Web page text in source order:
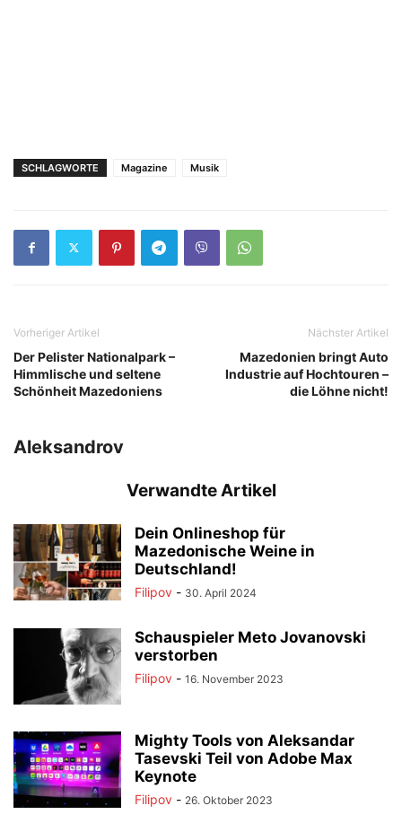
SCHLAGWORTE Magazinе Musik
Vorheriger Artikel
Der Pelister Nationalpark –
Himmlische und seltene
Schönheit Mazedoniens
Nächster Artikel
Mazedonien bringt Auto
Industrie auf Hochtouren –
die Löhne nicht!
Aleksandrov
Verwandte Artikel
Dein Onlineshop für
Mazedonische Weine in
Deutschland!
Filipov - 30. April 2024
Schauspieler Meto Jovanovski
verstorben
Filipov - 16. November 2023
Mighty Tools von Aleksandar
Tasevski Teil von Adobe Max
Keynote
Filipov - 26. Oktober 2023